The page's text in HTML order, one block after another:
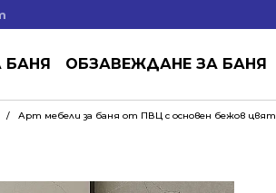
БАНЯ ОБЗАВЕЖДАНЕ ЗА БАНЯ
Арт мебели за баня от ПВЦ с основен бежов цвят